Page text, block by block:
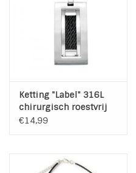
Ketting "Label" 316L
chirurgisch roestvrij
staal
€14,99